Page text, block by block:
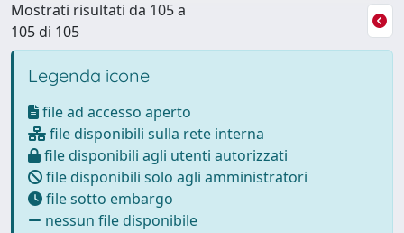
Mostrati risultati da 105 a
105 di 105
Legenda icone
file ad accesso aperto
file disponibili sulla rete interna
file disponibili agli utenti autorizzati
file disponibili solo agli amministratori
file sotto embargo
nessun file disponibile